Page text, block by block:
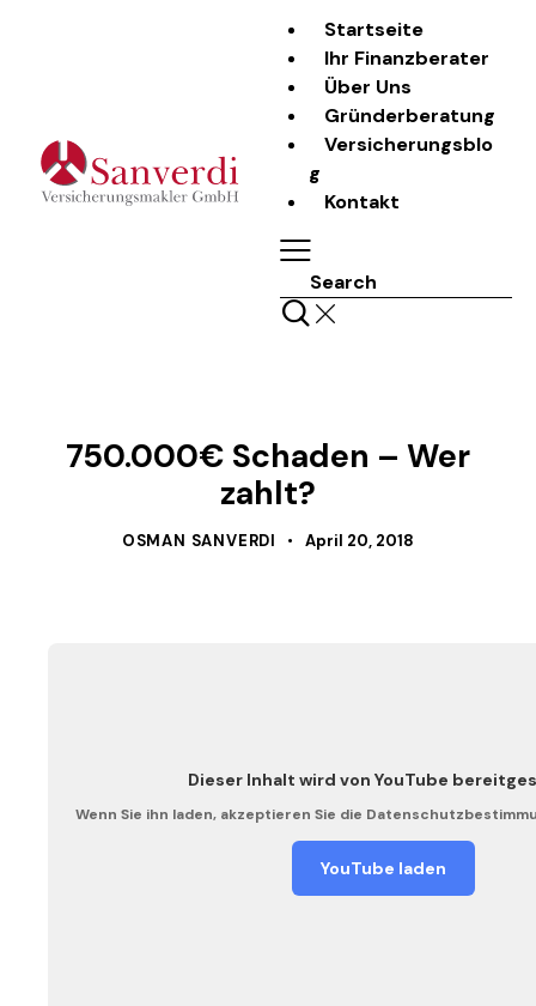
Startseite
Ihr Finanzberater
Über Uns
Gründerberatung
Versicherungsblo
g
Kontakt
Search
750.000€ Schaden – Wer
zahlt?
OSMAN SANVERDI April 20, 2018
Dieser Inhalt wird von YouTube
Wenn Sie ihn laden, akzeptieren Sie die
YouTube laden